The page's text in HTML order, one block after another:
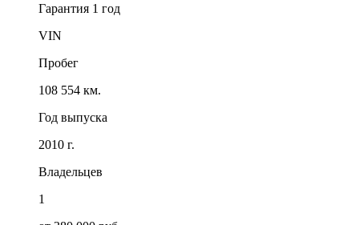
Гарантия 1 год
VIN
Пробег
108 554 км.
Год выпуска
2010 г.
Владельцев
1